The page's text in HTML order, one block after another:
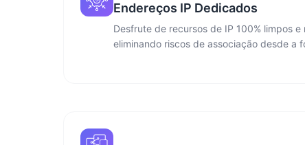
Endereços IP Dedicados
Desfrute de recursos de IP 100% limpos
eliminando riscos de associação desde a